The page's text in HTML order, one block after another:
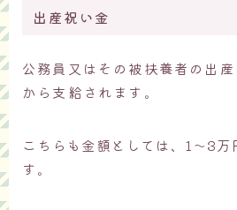
出産祝い金
公務員又はその被扶養者の出
から支給されます。
こちらも金額としては、1～3万
す。